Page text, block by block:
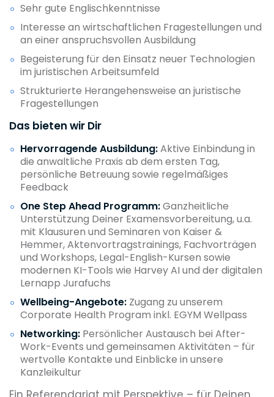
Sehr gute Englischkenntnisse
Interesse an wirtschaftlichen Fragestellungen und
an einer anspruchsvollen Ausbildung
Begeisterung für den Einsatz neuer Technologien
im juristischen Arbeitsumfeld
Strukturierte Herangehensweise an juristische
Fragestellungen
Das bieten wir Dir
Hervorragende Ausbildung:Aktive Einbindung in
die anwaltliche Praxis ab dem ersten Tag,
persönliche Betreuung sowie regelmäßiges
Feedback
One Step Ahead Programm:Ganzheitliche
Unterstützung Deiner Examensvorbereitung, u.a.
mit Klausuren und Seminaren von Kaiser &
Hemmer, Aktenvortragstrainings, Fachvorträgen
und Workshops, Legal-English-Kursen sowie
modernen KI-Tools wie Harvey AI und der digitalen
Lernapp Jurafuchs
Wellbeing-Angebote: Zugang zu unserem
Corporate Health Program inkl. EGYM Wellpass
Networking: Persönlicher Austausch bei After-
Work-Events und gemeinsamen Aktivitäten – für
wertvolle Kontakte und Einblicke in unsere
Kanzleikultur